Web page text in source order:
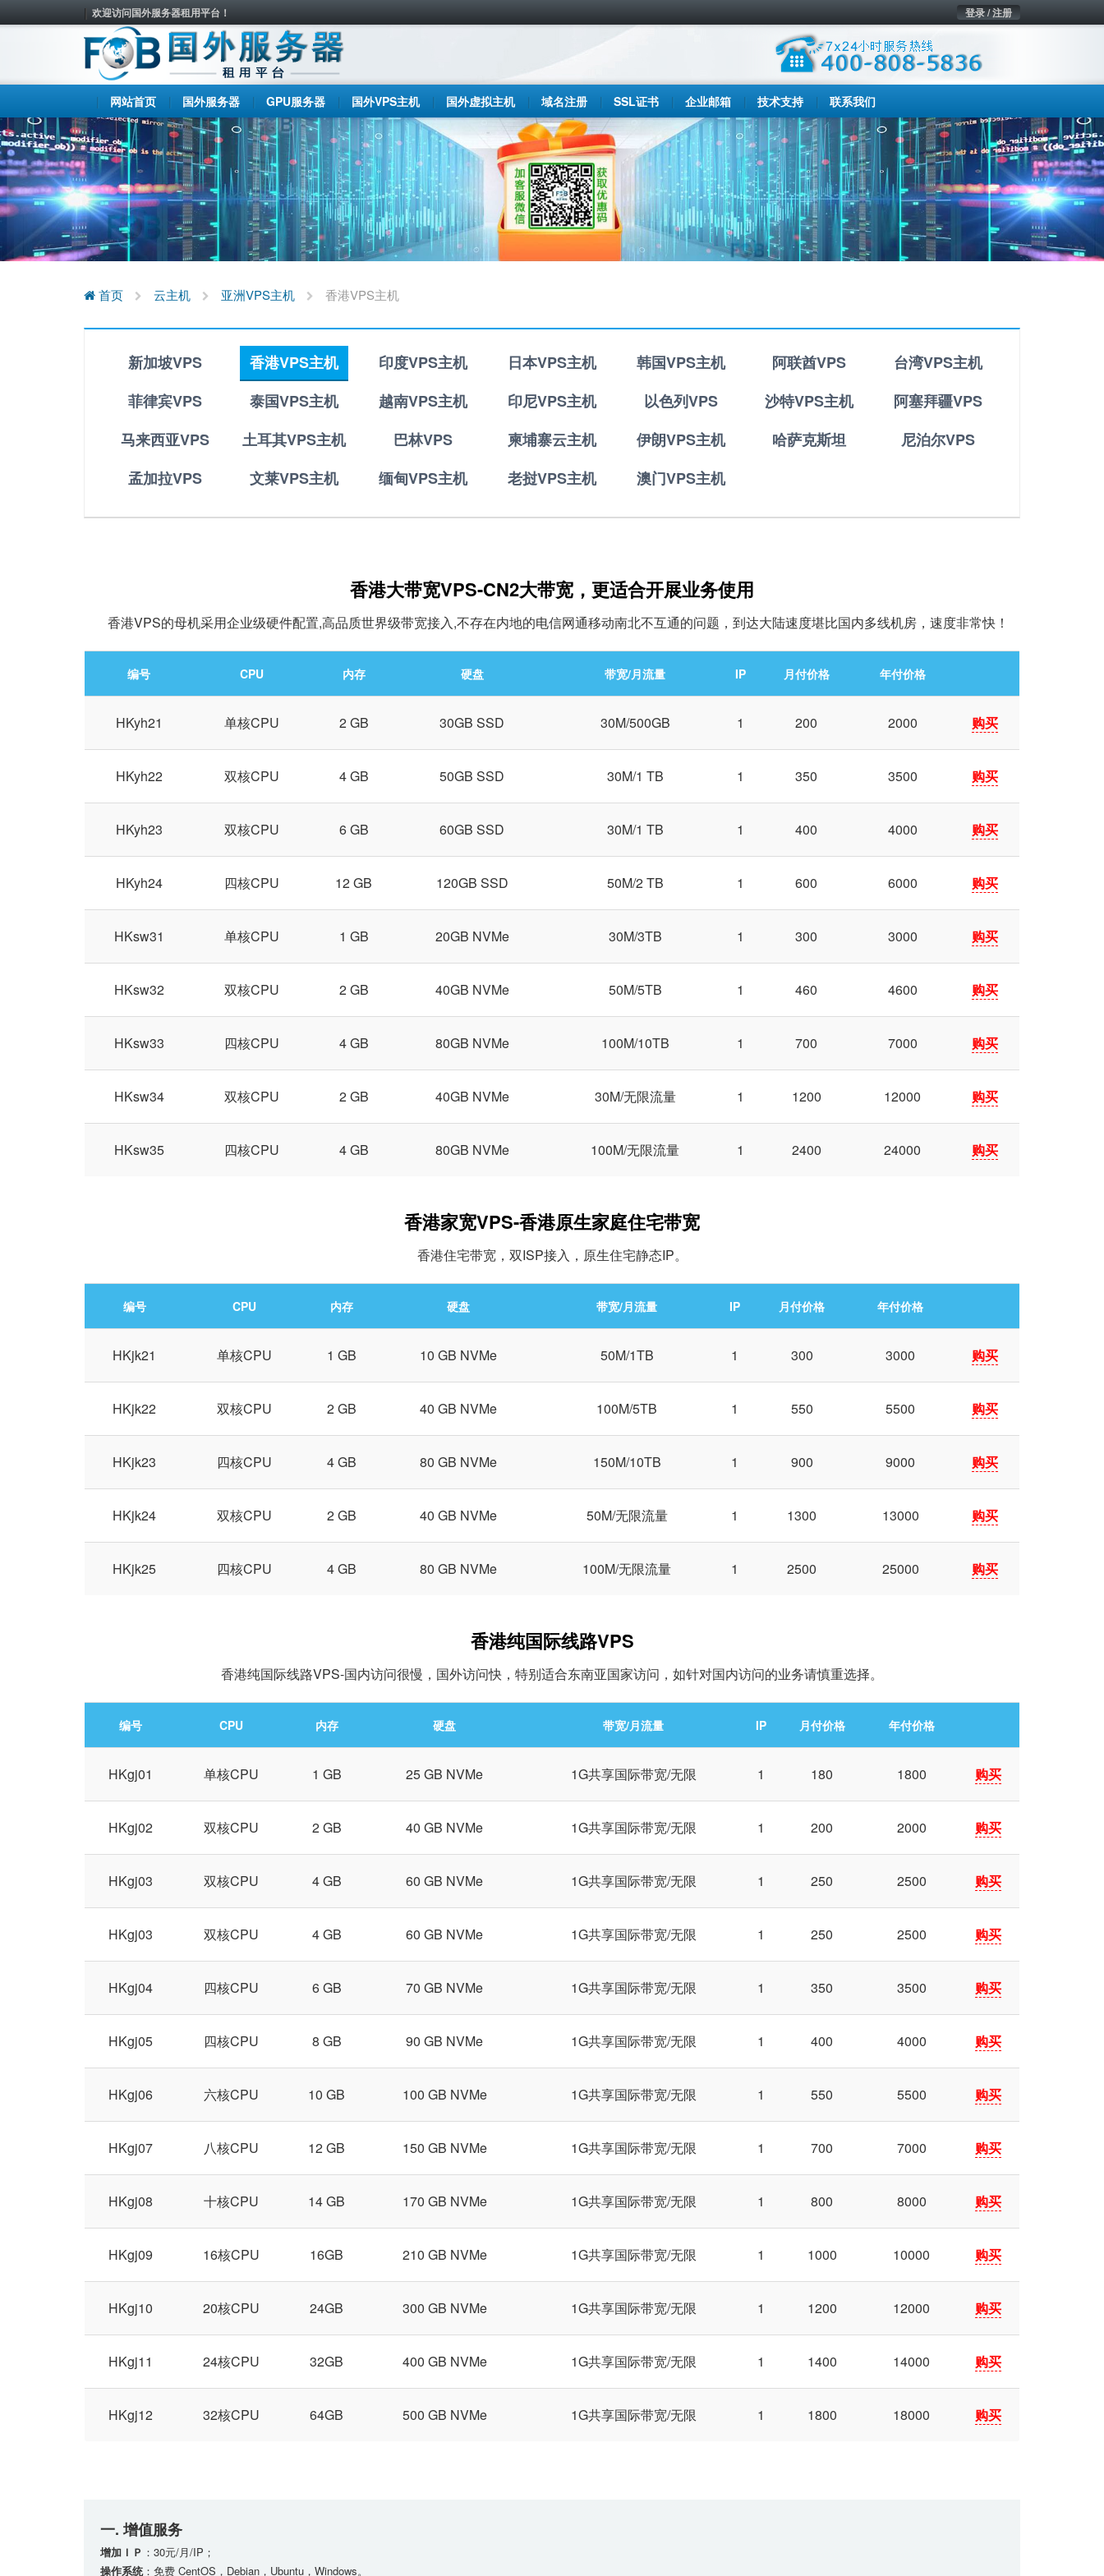
欢迎访问国外服务器租用平台！ 登录 / 注册
网站首页 国外服务器 GPU服务器 国外VPS主机 国外虚拟主机 域名注册 SSL证书 企业邮箱 技术支持 联系我们
首页 云主机 亚洲VPS主机 香港VPS主机
新加坡VPS 香港VPS主机 印度VPS主机 日本VPS主机 韩国VPS主机 阿联酋VPS
台湾VPS主机
菲律宾VPS
泰国VPS主机 越南VPS主机 印尼VPS主机 以色列VPS 沙特VPS主机
阿塞拜疆VPS
马来西亚VPS
土耳其VPS主机 巴林VPS 柬埔寨云主机 伊朗VPS主机 哈萨克斯坦
尼泊尔VPS
孟加拉VPS
文莱VPS主机 缅甸VPS主机 老挝VPS主机 澳门VPS主机
香港大带宽VPS-CN2大带宽，更适合开展业务使用
香港VPS的母机采用企业级硬件配置,高品质世界级带宽接入,不存在内地的电信网通移动南北不互通的问题，到达大陆速度堪比国内多线机房，速度非常快！
编号 CPU 内存 硬盘 带宽/月流量 IP 月付价格 年付价格
HKyh21 单核CPU 2 GB 30GB SSD 30M/500GB 1 200 2000 购买
HKyh22 双核CPU 4 GB 50GB SSD 30M/1 TB 1 350 3500 购买
HKyh23 双核CPU 6 GB 60GB SSD 30M/1 TB 1 400 4000 购买
HKyh24 四核CPU 12 GB 120GB SSD 50M/2 TB 1 600 6000 购买
HKsw31 单核CPU 1 GB 20GB NVMe 30M/3TB 1 300 3000 购买
HKsw32 双核CPU 2 GB 40GB NVMe 50M/5TB 1 460 4600 购买
HKsw33 四核CPU 4 GB 80GB NVMe 100M/10TB 1 700 7000 购买
HKsw34 双核CPU 2 GB 40GB NVMe 30M/无限流量 1 1200 12000 购买
HKsw35 四核CPU 4 GB 80GB NVMe 100M/无限流量 1 2400 24000 购买
香港家宽VPS-香港原生家庭住宅带宽
香港住宅带宽，双ISP接入，原生住宅静态IP。
编号 CPU 内存 硬盘 带宽/月流量 IP 月付价格 年付价格
HKjk21 单核CPU 1 GB 10 GB NVMe 50M/1TB 1 300 3000 购买
HKjk22 双核CPU 2 GB 40 GB NVMe 100M/5TB 1 550 5500 购买
HKjk23 四核CPU 4 GB 80 GB NVMe 150M/10TB 1 900 9000 购买
HKjk24 双核CPU 2 GB 40 GB NVMe 50M/无限流量 1 1300 13000 购买
HKjk25 四核CPU 4 GB 80 GB NVMe 100M/无限流量 1 2500 25000 购买
香港纯国际线路VPS
香港纯国际线路VPS-国内访问很慢，国外访问快，特别适合东南亚国家访问，如针对国内访问的业务请慎重选择。
编号 CPU 内存 硬盘 带宽/月流量 IP 月付价格 年付价格
HKgj01 单核CPU 1 GB 25 GB NVMe 1G共享国际带宽/无限 1 180 1800 购买
HKgj02 双核CPU 2 GB 40 GB NVMe 1G共享国际带宽/无限 1 200 2000 购买
HKgj03 双核CPU 4 GB 60 GB NVMe 1G共享国际带宽/无限 1 250 2500 购买
HKgj03 双核CPU 4 GB 60 GB NVMe 1G共享国际带宽/无限 1 250 2500 购买
HKgj04 四核CPU 6 GB 70 GB NVMe 1G共享国际带宽/无限 1 350 3500 购买
HKgj05 四核CPU 8 GB 90 GB NVMe 1G共享国际带宽/无限 1 400 4000 购买
HKgj06 六核CPU 10 GB 100 GB NVMe 1G共享国际带宽/无限 1 550 5500 购买
HKgj07 八核CPU 12 GB 150 GB NVMe 1G共享国际带宽/无限 1 700 7000 购买
HKgj08 十核CPU 14 GB 170 GB NVMe 1G共享国际带宽/无限 1 800 8000 购买
HKgj09 16核CPU 16GB 210 GB NVMe 1G共享国际带宽/无限 1 1000 10000 购买
HKgj10 20核CPU 24GB 300 GB NVMe 1G共享国际带宽/无限 1 1200 12000 购买
HKgj11 24核CPU 32GB 400 GB NVMe 1G共享国际带宽/无限 1 1400 14000 购买
HKgj12 32核CPU 64GB 500 GB NVMe 1G共享国际带宽/无限 1 1800 18000 购买
一. 增值服务
增加ＩＰ ：30元/月/IP；
操作系统：免费 CentOS，Debian，Ubuntu，Windows。